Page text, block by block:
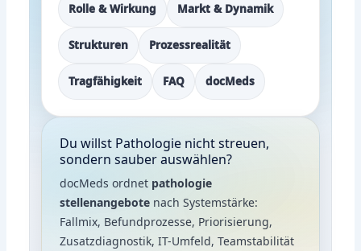
Rolle & Wirkung Markt & Dynamik
Strukturen Prozessrealität
Tragfähigkeit FAQ docMeds
Du willst Pathologie nicht streuen,
sondern sauber auswählen?
docMeds ordnet pathologie
stellenangebote nach Systemstärke:
Fallmix, Befundprozesse, Priorisierung,
Zusatzdiagnostik, IT-Umfeld, Teamstabilität